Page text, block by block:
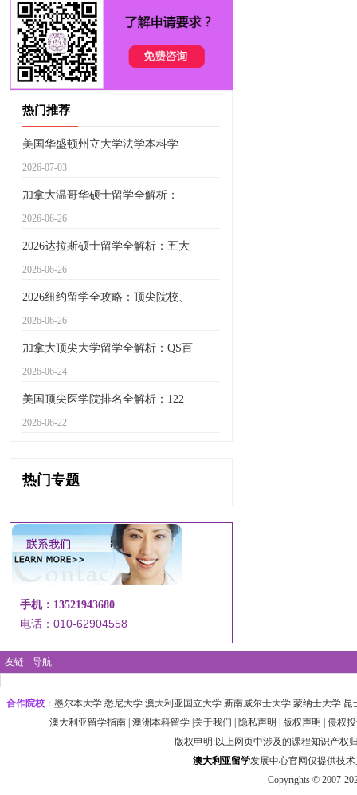
热门推荐
美国华盛顿州立大学法学本科学
2026-07-03
加拿大温哥华硕士留学全解析：
2026-06-26
2026达拉斯硕士留学全解析：五大
2026-06-26
2026纽约留学全攻略：顶尖院校、
2026-06-26
加拿大顶尖大学留学全解析：QS百
2026-06-24
美国顶尖医学院排名全解析：122
2026-06-22
热门专题
手机：13521943680
电话：010-62904558
友链 导航
合作院校 ： 墨尔本大学‌ 悉尼大学 澳大利亚国立大学 ‌新南威尔士大学 ‌蒙纳士大学 昆
澳大利亚留学指南 澳洲本科留学 关于我们 隐私声明 版权声明
侵权
版权申明:以上网页中涉及的课程知识产权
澳大利亚留学发展中心官网仅提供技术
Copyrights © 2007-